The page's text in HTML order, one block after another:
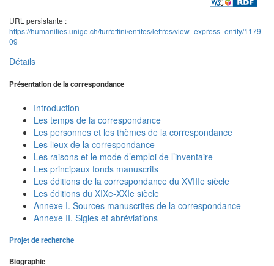
URL persistante :
https://humanities.unige.ch/turrettini/entites/lettres/view_express_entity/1179
09
Détails
Présentation de la correspondance
Introduction
Les temps de la correspondance
Les personnes et les thèmes de la correspondance
Les lieux de la correspondance
Les raisons et le mode d’emploi de l’inventaire
Les principaux fonds manuscrits
Les éditions de la correspondance du XVIIIe siècle
Les éditions du XIXe-XXIe siècle
Annexe I. Sources manuscrites de la correspondance
Annexe II. Sigles et abréviations
Projet de recherche
Biographie